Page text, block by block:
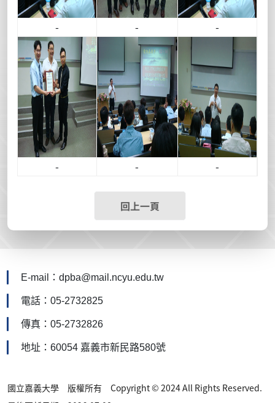
- - -
- - -
回上一頁
E-mail：dpba@mail.ncyu.edu.tw
電話：05-2732825
傳真：05-2732826
地址：60054 嘉義市新民路580號
國立嘉義大學 版權所有 Copyright © 2024 All Rights Reserved.